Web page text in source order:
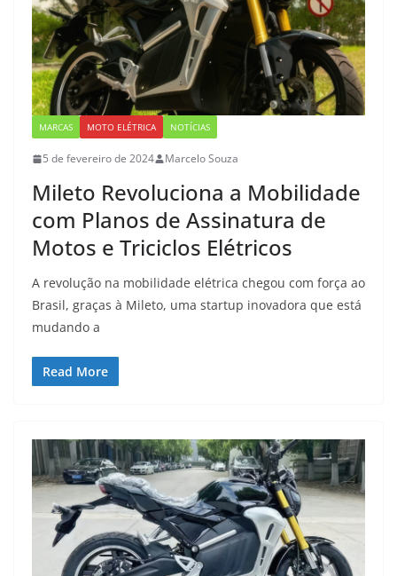
MARCAS MOTO ELÉTRICA NOTÍCIAS
5 de fevereiro de 2024 Marcelo Souza
Mileto Revoluciona a Mobilidade
com Planos de Assinatura de
Motos e Triciclos Elétricos
A revolução na mobilidade elétrica chegou com força ao
Brasil, graças à Mileto, uma startup inovadora que está
mudando a
Read More